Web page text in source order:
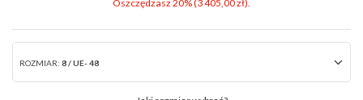
Oszczędzasz 20% (3 405,00 zł).
ROZMIAR: 8 / UE- 48